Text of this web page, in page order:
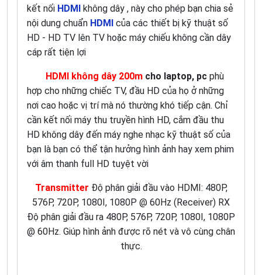
kết nối HDMI không dây , này cho phép bạn chia sẻ
nội dung chuẩn HDMI của các thiết bị kỹ thuật số
HD - HD TV lên TV hoặc máy chiếu không cần dây
cáp rất tiện lợi
HDMI không dây 200m cho laptop, pc phù
hợp cho những chiếc TV, đầu HD của họ ở những
nơi cao hoặc vị trí mà nó thường khó tiếp cận. Chỉ
cần kết nối máy thu truyền hình HD, cắm đầu thu
HD không dây đến máy nghe nhạc kỹ thuật số của
bạn là bạn có thể tận hưởng hình ảnh hay xem phim
với âm thanh full HD tuyệt vời
Transmitter Độ phân giải đầu vào HDMI: 480P,
576P, 720P, 1080I, 1080P @ 60Hz (Receiver) RX
Độ phân giải đầu ra 480P, 576P, 720P, 1080I, 1080P
@ 60Hz. Giúp hình ảnh được rõ nét và vô cùng chân
thực.